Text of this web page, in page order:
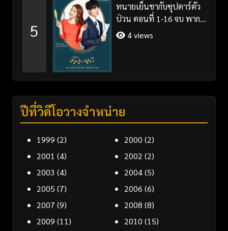
5
ทนายเย็นชากับซุปตาร์ตัว
ป่วน ตอนที่ 1-16 จบ พากย์
ไทย/ซับไทย
4 views
ปีที่วิดีโอวางจำหน่าย
1999 (2) 2000 (2)
2001 (4) 2002 (2)
2003 (4) 2004(5)
2005 (7) 2006 (6)
2007 (9) 2008 (8)
2009 (11) 2010 (15)